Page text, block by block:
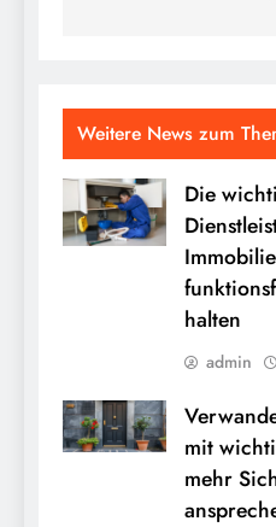
Weitere News zum
Die
halten
admin
mit
mehr